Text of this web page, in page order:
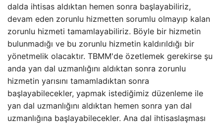
dalda ihtisas aldıktan hemen sonra başlayabiliriz,
devam eden zorunlu hizmetten sorumlu olmayıp kalan
zorunlu hizmeti tamamlayabiliriz. Böyle bir hizmetin
bulunmadığı ve bu zorunlu hizmetin kaldırıldığı bir
yönetmelik olacaktır. TBMM'de özetlemek gerekirse şu
anda yan dal uzmanlığını aldıktan sonra zorunlu
hizmetin yarısını tamamladıktan sonra
başlayabilecekler, yapmak istediğimiz düzenleme ile
yan dal uzmanlığını aldıktan hemen sonra yan dal
uzmanlığına başlayabilecekler. Ana dal ihtisaslaşması